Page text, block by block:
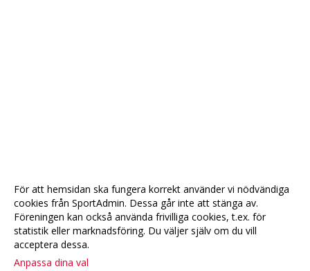
För att hemsidan ska fungera korrekt använder vi nödvändiga
cookies från SportAdmin. Dessa går inte att stänga av.
Föreningen kan också använda frivilliga cookies, t.ex. för
statistik eller marknadsföring. Du väljer själv om du vill
acceptera dessa.
Anpassa dina val